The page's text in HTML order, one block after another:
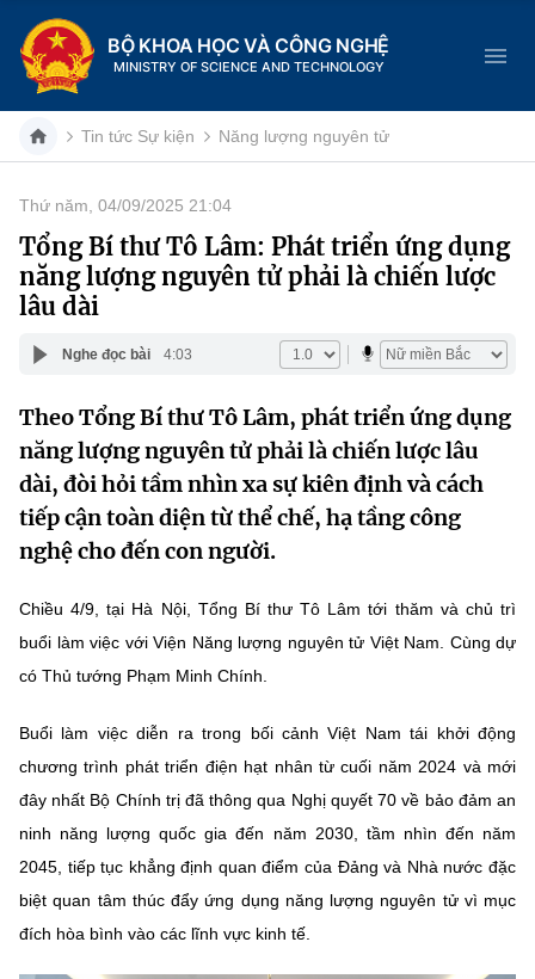
BỘ KHOA HỌC VÀ CÔNG NGHỆ
MINISTRY OF SCIENCE AND TECHNOLOGY
Danh mục
Trang chủ
Cơ cấu tổ chức
Lịch sử phát triển
Sở Khoa học và Công nghệ
Khoa học và Công nghệ
Đổi mới sáng tạo
Chuyển đổi số
Sở hữu trí tuệ
Tiêu chuẩn, đo lường, chất lượng
Năng lượng nguyên tử
Tin tổng hợp
Dịch vụ công
Hệ thống văn bản
Văn bản QPPL
Văn bản chỉ đạo điều hành
Lấy ý kiến người dân về dự thảo VBQPPL
MST IOFFICE
THỐNG KÊ
Khoa học và Công nghệ
Đổi mới sáng tạo
Chuyển đổi số
Bưu chính, Viễn thông
Sở hữu trí tuệ
Multimedia
THƯ ĐIỆN TỬ
Khác
Videos
Infographic
Ảnh
Tin tức Sự kiện Năng lượng nguyên tử
Thứ năm, 04/09/2025 21:04
Tổng Bí thư Tô Lâm: Phát triển ứng dụng
năng lượng nguyên tử phải là chiến lược
lâu dài
Nghe đọc bài 4:03
Theo Tổng Bí thư Tô Lâm, phát triển ứng dụng
năng lượng nguyên tử phải là chiến lược lâu
dài, đòi hỏi tầm nhìn xa sự kiên định và cách
tiếp cận toàn diện từ thể chế, hạ tầng công
nghệ cho đến con người.
Chiều 4/9, tại Hà Nội, Tổng Bí thư Tô Lâm tới thăm và chủ trì
buổi làm việc với Viện Năng lượng nguyên tử Việt Nam. Cùng dự
có Thủ tướng Phạm Minh Chính.
Buổi làm việc diễn ra trong bối cảnh Việt Nam tái khởi động
chương trình phát triển điện hạt nhân từ cuối năm 2024 và mới
đây nhất Bộ Chính trị đã thông qua Nghị quyết 70 về bảo đảm an
ninh năng lượng quốc gia đến năm 2030, tầm nhìn đến năm
2045, tiếp tục khẳng định quan điểm của Đảng và Nhà nước đặc
biệt quan tâm thúc đẩy ứng dụng năng lượng nguyên tử vì mục
đích hòa bình vào các lĩnh vực kinh tế.